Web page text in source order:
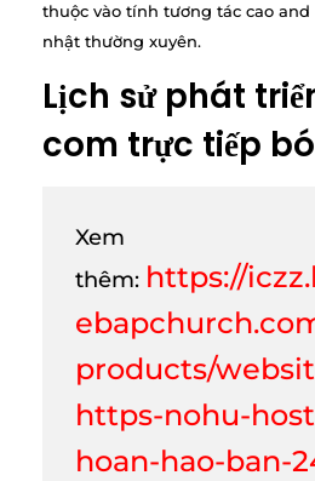
thuộc vào tính tương tác cao
nhật thường xuyên.
Lịch sử phát
com trực tiếp
Xem
thêm: https://
products/
https-nohu-
hoan-hao-ban-